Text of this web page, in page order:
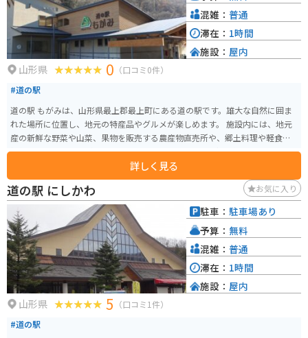
山形県 0 （口コミ0件）
#道の駅
道の駅 もがみは、山形県最上郡最上町にある道の駅です。雄大な自然に囲ま
れた場所に位置し、地元の特産品やグルメが楽しめます。 施設内には、地元
産の新鮮な野菜や山菜、果物を販売する農産物直売所や、郷土料理や軽食を
提供するレストランがあります。特に、最上町産のそば粉を使った手打ちそ
完備されているので安心です。周辺には、蔵王連峰や月山など、風光明媚なツ
ーリングコースが広がっています。道の駅でもらえる観光マップを参考に、
絶景スポットを巡ってみてはいかがでしょうか。 道の駅 もがみは、地元の特
産品や自然を満喫できるだけでなく、周辺の観光拠点としても便利な場所で
す。
詳しく見る
混雑： 普通
滞在： 1時間
施設： 屋内
道の駅 にしかわ お気に入り
山形県 5 （口コミ1件）
#道の駅
駐車： 駐車場あり
予算： 無料
混雑： 普通
滞在： 1時間
施設： 屋内